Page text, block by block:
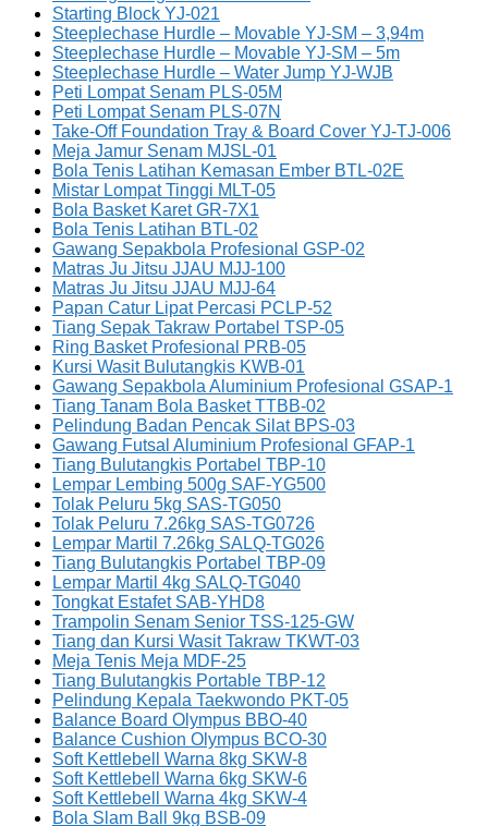
Starting Block YJ-021
Steeplechase Hurdle – Movable YJ-SM – 3,94m
Steeplechase Hurdle – Movable YJ-SM – 5m
Steeplechase Hurdle – Water Jump YJ-WJB
Peti Lompat Senam PLS-05M
Peti Lompat Senam PLS-07N
Take-Off Foundation Tray & Board Cover YJ-TJ-006
Meja Jamur Senam MJSL-01
Bola Tenis Latihan Kemasan Ember BTL-02E
Mistar Lompat Tinggi MLT-05
Bola Basket Karet GR-7X1
Bola Tenis Latihan BTL-02
Gawang Sepakbola Profesional GSP-02
Matras Ju Jitsu JJAU MJJ-100
Matras Ju Jitsu JJAU MJJ-64
Papan Catur Lipat Percasi PCLP-52
Tiang Sepak Takraw Portabel TSP-05
Ring Basket Profesional PRB-05
Kursi Wasit Bulutangkis KWB-01
Gawang Sepakbola Aluminium Profesional GSAP-1
Tiang Tanam Bola Basket TTBB-02
Pelindung Badan Pencak Silat BPS-03
Gawang Futsal Aluminium Profesional GFAP-1
Tiang Bulutangkis Portabel TBP-10
Lempar Lembing 500g SAF-YG500
Tolak Peluru 5kg SAS-TG050
Tolak Peluru 7.26kg SAS-TG0726
Lempar Martil 7.26kg SALQ-TG026
Tiang Bulutangkis Portabel TBP-09
Lempar Martil 4kg SALQ-TG040
Tongkat Estafet SAB-YHD8
Trampolin Senam Senior TSS-125-GW
Tiang dan Kursi Wasit Takraw TKWT-03
Meja Tenis Meja MDF-25
Tiang Bulutangkis Portable TBP-12
Pelindung Kepala Taekwondo PKT-05
Balance Board Olympus BBO-40
Balance Cushion Olympus BCO-30
Soft Kettlebell Warna 8kg SKW-8
Soft Kettlebell Warna 6kg SKW-6
Soft Kettlebell Warna 4kg SKW-4
Bola Slam Ball 9kg BSB-09